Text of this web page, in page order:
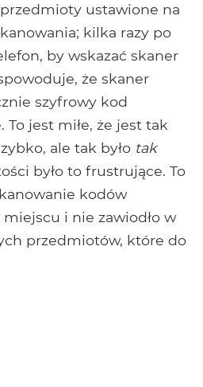
ustawione na
kilka razy po
by wskazać skaner
że skaner
szyfrowy kod
jest miłe, że jest tak
ale tak było tak
było to frustrujące. To
kodów
i nie zawiodło w
przedmiotów, które do